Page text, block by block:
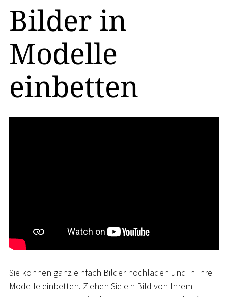
Bilder in
Modelle
einbetten
Sie können ganz einfach Bilder hochladen und in Ihre
Modelle einbetten. Ziehen Sie ein Bild von Ihrem